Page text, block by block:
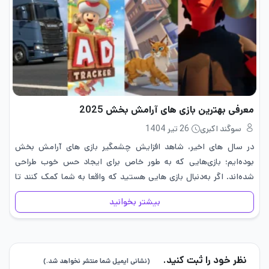
معرفی بهترین بازی های آرامش بخش 2025
سوگند اکبری
26 تیر 1404
در سال های اخیر، شاهد افزایش چشمگیر بازی های آرامش بخش
بوده‌ایم؛ بازی‌هایی که به طور خاص برای ایجاد حس خوب طراحی
شده‌اند. اگر به‌دنبال بازی هایی هستید که واقعا به شما کمک کنند تا
ذهن‌تان را آرام کنید، این…
بیشتر بخوانید
نظر خود را ثبت کنید. (نشانی ایمیل شما منتشر نخواهد شد.)